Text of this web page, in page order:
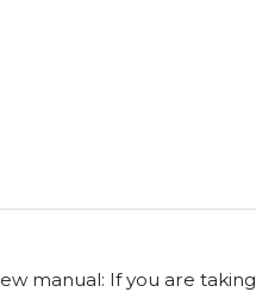
manual: If you are taking